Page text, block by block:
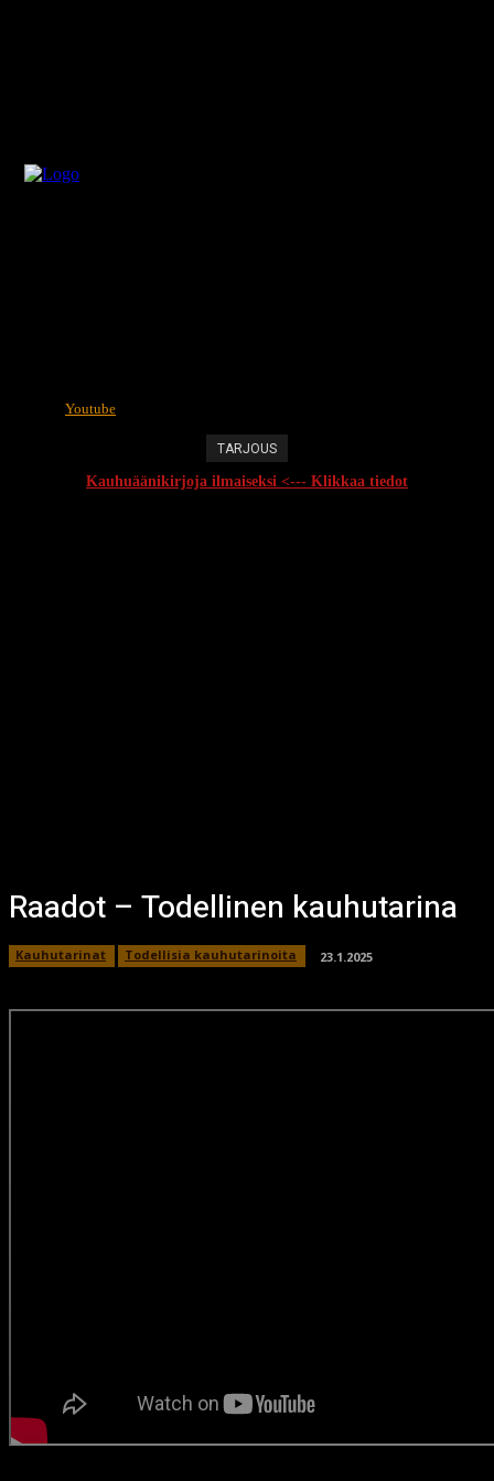
Youtube
TARJOUS
Kauhuäänikirjoja ilmaiseksi <--- Klikkaa tiedot
Raadot – Todellinen kauhutarina
Kauhutarinat Todellisia kauhutarinoita 23.1.2025